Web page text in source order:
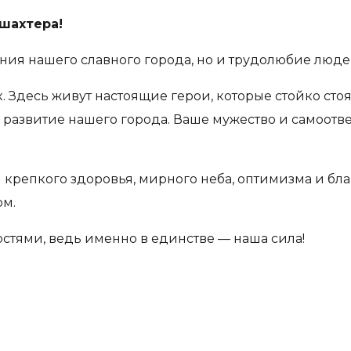
нашего славного города, но и трудолюбие
живут настоящие герои, которые стойко
нашего города. Ваше мужество и
здоровья, мирного неба, оптимизма и
ведь именно в единстве — наша сила!